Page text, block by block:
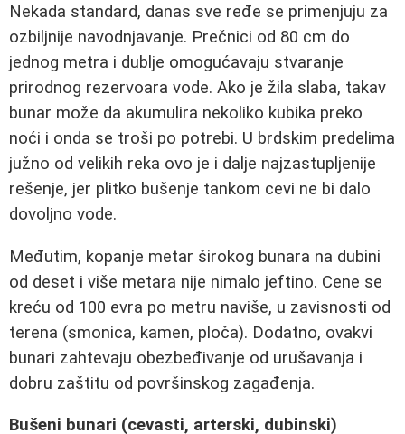
Nekada standard, danas sve ređe se primenjuju za
ozbiljnije navodnjavanje. Prečnici od 80 cm do
jednog metra i dublje omogućavaju stvaranje
prirodnog rezervoara vode. Ako je žila slaba, takav
bunar može da akumulira nekoliko kubika preko
noći i onda se troši po potrebi. U brdskim predelima
južno od velikih reka ovo je i dalje najzastupljenije
rešenje, jer plitko bušenje tankom cevi ne bi dalo
dovoljno vode.
Međutim, kopanje metar širokog bunara na dubini
od deset i više metara nije nimalo jeftino. Cene se
kreću od 100 evra po metru naviše, u zavisnosti od
terena (smonica, kamen, ploča). Dodatno, ovakvi
bunari zahtevaju obezbeđivanje od urušavanja i
dobru zaštitu od površinskog zagađenja.
Bušeni bunari (cevasti, arterski, dubinski)